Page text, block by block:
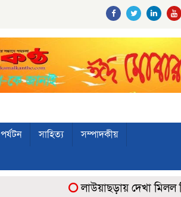
পর্যটন সাহিত্য
সম্পাদকীয়
লাউয়াছড়ায় দেখা মিলল বিরল